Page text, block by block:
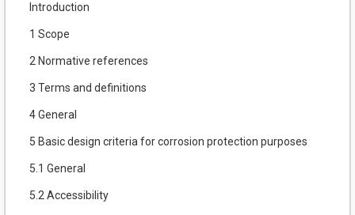
Introduction
1 Scope
2 Normative references
3 Terms and definitions
4 General
5 Basic design criteria for corrosion protection purposes
5.1 General
5.2 Accessibility